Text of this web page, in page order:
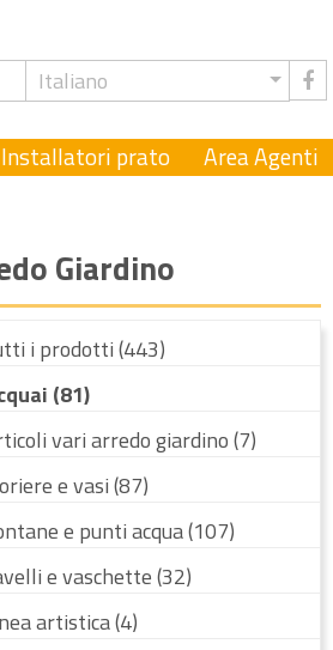
Italiano
Installatori prato Area Agenti
Giardino
i prodotti (443)
(81)
vari arredo giardino (7)
e vasi (87)
e punti acqua (107)
e vaschette (32)
artistica (4)